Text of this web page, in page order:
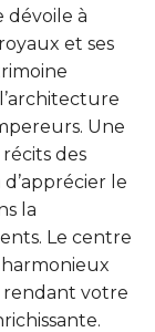
dévoile à
et ses
Une
des
le
la
Le centre
rendant votre